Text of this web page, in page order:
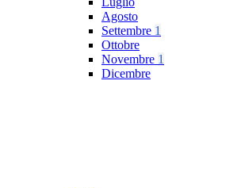
Agosto
Settembre 1
Ottobre
Novembre 1
Dicembre